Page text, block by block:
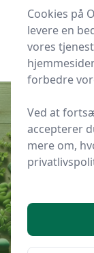
Søg nu
Søg nu
Udgivet iHjælp
Vækstdel
Cookies på
levere en
vores
forbedre
Ved at
accepterer
mere om,